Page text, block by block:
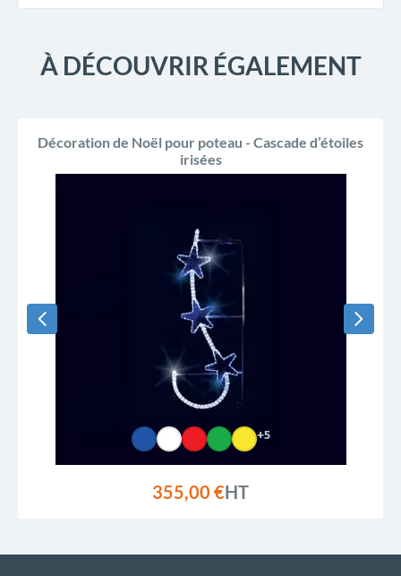
À DÉCOUVRIR ÉGALEMENT
Décoration de Noël pour poteau - Cascade d’étoiles
irisées
+5
355,00 €HT